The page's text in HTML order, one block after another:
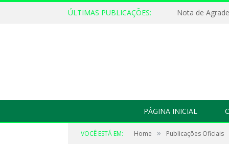
ÚLTIMAS PUBLICAÇÕES: Nota de
PÁGINA INICIAL
VOCÊ ESTÁ EM: Home » Publicações Oficiais